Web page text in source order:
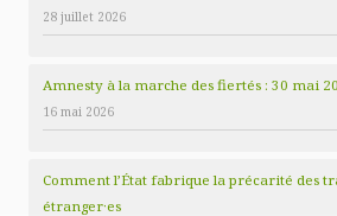
28 juillet 2026
Amnesty à la marche des fiertés : 30 mai
16 mai 2026
Comment l’État fabrique la précarité des
étranger·es